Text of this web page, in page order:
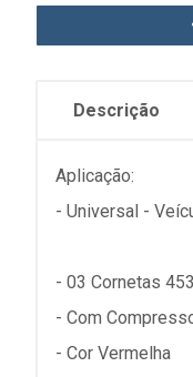
Descrição
Aplicação:
- Universal -
- 03 Cornetas
- Com
- Cor Vermelha